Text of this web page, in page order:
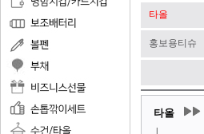
타올
홍보용티슈
타올